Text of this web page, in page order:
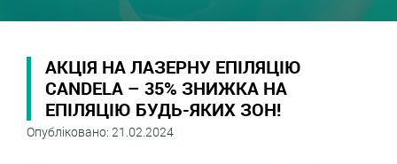
АКЦІЯ НА ЛАЗЕРНУ ЕПІЛЯЦІЮ
CANDELA – 35% ЗНИЖКА НА
ЕПІЛЯЦІЮ БУДЬ-ЯКИХ ЗОН!
Опубліковано: 21.02.2024